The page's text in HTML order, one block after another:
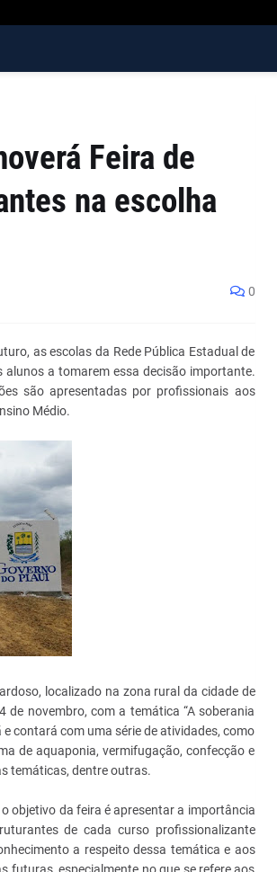
Feira de
na escolha
0
as escolas da Rede Pública Estadual de
alunos a tomarem essa decisão importante.
são apresentadas por profissionais aos
Médio.
localizado na zona rural da cidade de
de novembro, com a temática “A soberania
contará com uma série de atividades, como
de aquaponia, vermifugação, confecção e
temáticas, dentre outras.
objetivo da feira é apresentar a importância
de cada curso profissionalizante
a respeito dessa temática e aos